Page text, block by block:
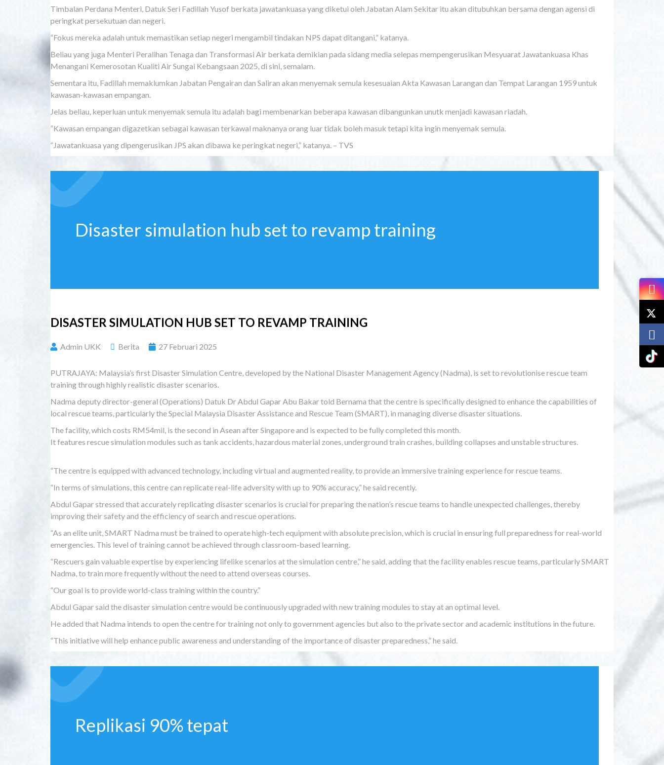
Timbalan Perdana Menteri, Datuk Seri Fadillah Yusof berkata jawatankuasa yang diketui oleh Jabatan Alam Sekitar itu akan ditubuhkan bersama dengan agensi di
peringkat persekutuan dan negeri.
“Fokus mereka adalah untuk memastikan setiap negeri mengambil tindakan NPS dapat ditangani,” katanya.
Beliau yang juga Menteri Peralihan Tenaga dan Transformasi Air berkata demikian pada sidang media selepas mempengerusikan Mesyuarat Jawatankuasa Khas
Menangani Kemerosotan Kualiti Air Sungai Kebangsaan 2025, di sini, semalam.
Sementara itu, Fadillah memaklumkan Jabatan Pengairan dan Saliran akan menyemak semula kesesuaian Akta Kawasan Larangan dan Tempat Larangan 1959 untuk
kawasan-kawasan empangan.
Jelas beliau, keperluan untuk menyemak semula itu adalah bagi membenarkan beberapa kawasan dibangunkan unutk menjadi kawasan riadah.
“Kawasan empangan digazetkan sebagai kawasan terkawal maknanya orang luar tidak boleh masuk tetapi kita ingin menyemak semula.
“Jawatankuasa yang dipengerusikan JPS akan dibawa ke peringkat negeri,” katanya. – TVS
Disaster simulation hub set to revamp training
DISASTER SIMULATION HUB SET TO REVAMP TRAINING
Admin UKK Berita 27 Februari 2025
PUTRAJAYA: Malaysia’s first Disaster Simulation Centre, developed by the National Disaster Management Agency (Nadma), is set to revolutionise rescue team
training through highly realistic disaster scenarios.
Nadma deputy director-general (Operations) Datuk Dr Abdul Gapar Abu Bakar told Bernama that the centre is specifically designed to enhance the capabilities of
local rescue teams, particularly the Special Malaysia Disaster Assistance and Rescue Team (SMART), in managing diverse disaster situations.
The facility, which costs RM54mil, is the second in Asean after Singapore and is expected to be fully completed this month.
It features rescue simulation modules such as tank accidents, hazardous material zones, underground train crashes, building collapses and unstable structures.
“The centre is equipped with advanced technology, including virtual and augmented reality, to provide an immersive training experience for rescue teams.
“In terms of simulations, this centre can replicate real-life adversity with up to 90% accuracy,” he said recently.
Abdul Gapar stressed that accurately replicating disaster scenarios is crucial for preparing the nation’s rescue teams to handle unexpected challenges, thereby
improving their safety and the efficiency of search and rescue operations.
“As an elite unit, SMART Nadma must be trained to operate high-tech equipment with absolute precision, which is crucial in ensuring full preparedness for real-world
emergencies. This level of training cannot be achieved through classroom-based learning.
“Rescuers gain valuable expertise by experiencing lifelike scenarios at the simulation centre,” he said, adding that the facility enables rescue teams, particularly SMART
Nadma, to train more frequently without the need to attend overseas courses.
“Our goal is to provide world-class training within the country.”
Abdul Gapar said the disaster simulation centre would be continuously upgraded with new training modules to stay at an optimal level.
He added that Nadma intends to open the centre for training not only to government agencies but also to the private sector and academic institutions in the future.
“This initiative will help enhance public awareness and understanding of the importance of disaster preparedness,” he said.
Replikasi 90% tepat